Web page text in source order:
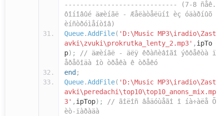
----------------------------- (7-8 ñåê.
ôîíîâûé äæèíãë - Æåëàòåëüíî èç óäàðíûõ
èíñòðóìåíòîâ)
Queue.AddFile( 'D:\Music MP3\iradio\Zast
avki\zvuki\prokrutka_lenty_2.mp3' , ipTo
p);
// äæèíãë - äëÿ êðàñèâîãî ýôôåêòà ï
åðåõîäà îò òðåêà ê òðåêó
end ;
Queue.AddFile( 'D:\Music MP3\iradio\Zast
avki\peredachi\top10\top10_anons_mix.mp
3' , ipTop);
// ãîëîñ âåäóùåãî î íà÷àëå Õ
èò-ïàðàäà